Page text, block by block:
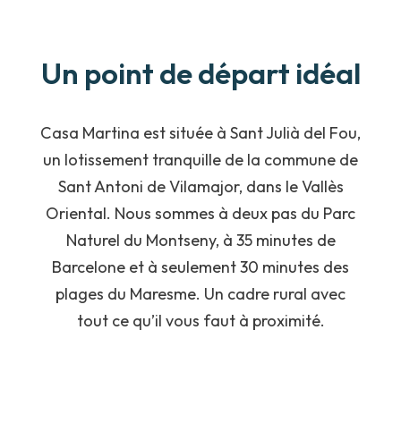
Un point de départ idéal
Casa Martina est située à Sant Julià del Fou,
un lotissement tranquille de la commune de
Sant Antoni de Vilamajor, dans le Vallès
Oriental. Nous sommes à deux pas du Parc
Naturel du Montseny, à 35 minutes de
Barcelone et à seulement 30 minutes des
plages du Maresme. Un cadre rural avec
tout ce qu’il vous faut à proximité.